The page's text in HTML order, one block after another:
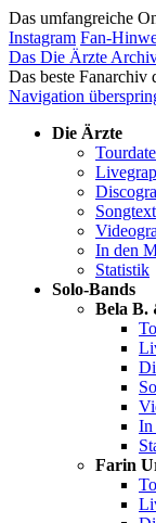
Das umfangreiche
Instagram Fan-
Das Die Ärzte
Das beste Fanarchiv
Navigation
Die Ärzte
In den
Statistik
Solo-Bands
Bela B.
In
Farin